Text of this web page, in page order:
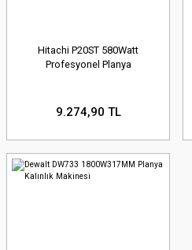
Hitachi P20ST 580Watt
Profesyonel Planya
9.274,90 TL